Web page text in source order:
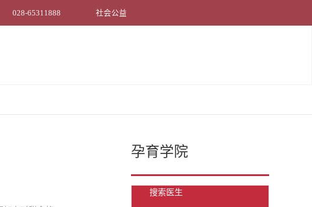
028-65311888 社会公益
孕育学院
搜索医生